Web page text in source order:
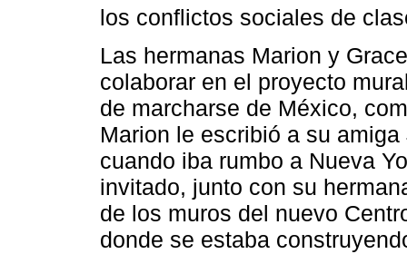
los conflictos sociales de
Las hermanas Marion y
colaborar en el proyecto
de marcharse de México,
Marion le escribió a su
cuando iba rumbo a Nueva
invitado, junto con su
de los muros del nuevo
donde se estaba